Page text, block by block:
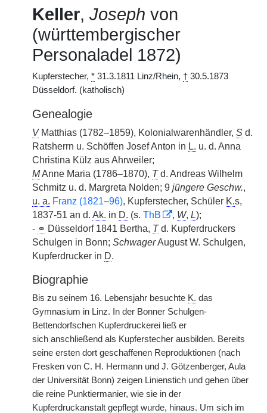
Keller, Joseph von
(württembergischer
Personaladel 1872)
Kupferstecher, * 31.3.1811 Linz/Rhein, † 30.5.1873
Düsseldorf. (katholisch)
Genealogie
VMatthias (1782–1859), Kolonialwarenhändler, S d.
Ratsherrn u. Schöffen Josef Anton in L. u. d. Anna
Christina Külz aus Ahrweiler;
MAnne Maria (1786–1870), Td. Andreas Wilhelm
Schmitz u. d. Margreta Nolden; 9 jüngere Geschw.,
u. a. Franz (1821–96), Kupferstecher, Schüler K.s,
1837-51 an d. Ak. in D. (s. ThB , W, L);
- ⚭ Düsseldorf 1841 Bertha, Td. Kupferdruckers
Schulgen in Bonn; SchwagerAugust W. Schulgen,
Kupferdrucker in D.
Biographie
Bis zu seinem 16. Lebensjahr besuchte K. das
Gymnasium in Linz. In der Bonner Schulgen-
Bettendorfschen Kupferdruckerei ließ er
sich anschließend als Kupferstecher ausbilden. Bereits
seine ersten dort geschaffenen Reproduktionen (nach
Fresken von C. H. Hermann und J. Götzenberger, Aula
der Universität Bonn) zeigen Linienstich und gehen über
die reine Punktiermanier, wie sie in der
Kupferdruckanstalt gepflegt wurde, hinaus. Um sich im